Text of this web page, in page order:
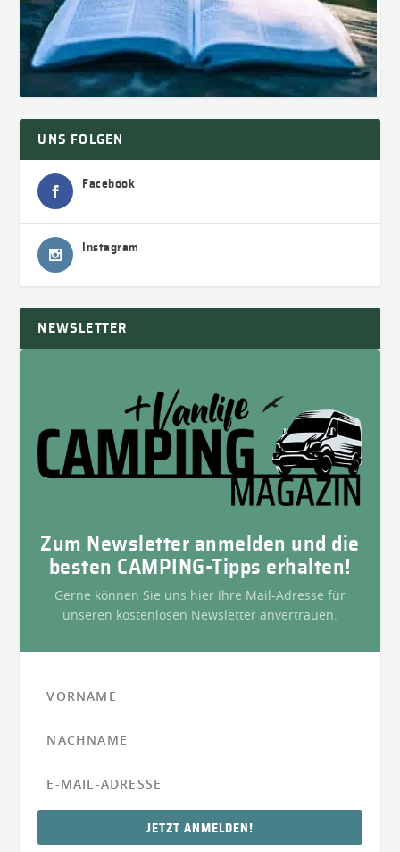
UNS FOLGEN
Facebook
Instagram
NEWSLETTER
Zum Newsletter anmelden und die
besten CAMPING-Tipps erhalten!
Gerne können Sie uns hier Ihre Mail-Adresse für
unseren kostenlosen Newsletter anvertrauen.
JETZT ANMELDEN!